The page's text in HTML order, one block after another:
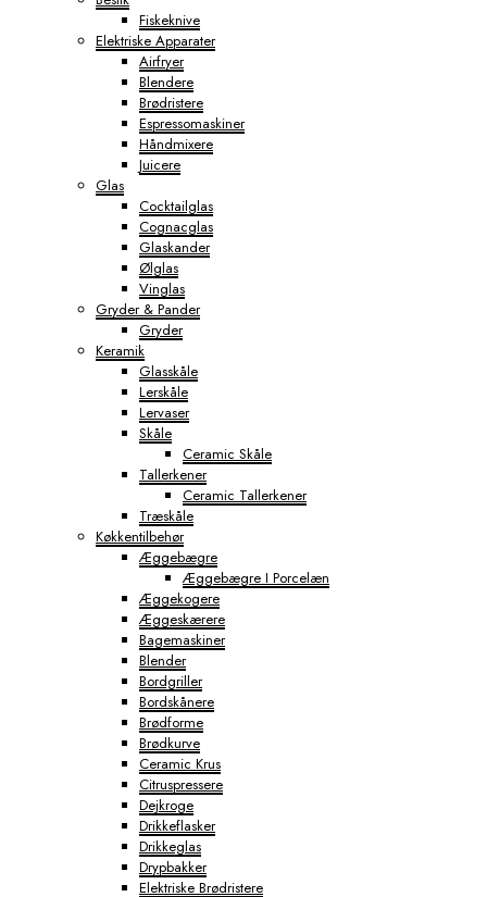
Fiskeknive
Elektriske Apparater
Airfryer
Blendere
Brødristere
Espressomaskiner
Håndmixere
Juicere
Glas
Cocktailglas
Cognacglas
Glaskander
Ølglas
Vinglas
Gryder & Pander
Gryder
Keramik
Glasskåle
Lerskåle
Lervaser
Skåle
Ceramic Skåle
Tallerkener
Ceramic Tallerkener
Træskåle
Køkkentilbehør
Æggebægre
Æggebægre I Porcelæn
Æggekogere
Æggeskærere
Bagemaskiner
Blender
Bordgriller
Bordskånere
Brødforme
Brødkurve
Ceramic Krus
Citruspressere
Dejkroge
Drikkeflasker
Drikkeglas
Drypbakker
Elektriske Brødristere